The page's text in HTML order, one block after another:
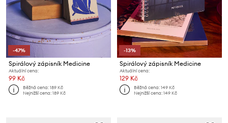
-47%
Spirálový zápisník Medicine
Aktuální cena:
99 Kč
Běžná cena:189 Kč
Nejnižší cena:189 Kč
-13%
Spirálový zápisník Medicine
Aktuální cena:
129 Kč
Běžná cena:149 Kč
Nejnižší cena:149 Kč